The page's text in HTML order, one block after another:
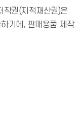
권(지적재산권)은
기에, 판매용품 제작